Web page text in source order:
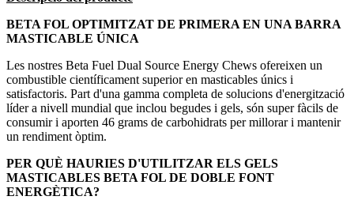
BETA FOL OPTIMITZAT DE PRIMERA EN UNA BARRA
MASTICABLE ÚNICA
Les nostres Beta Fuel Dual Source Energy Chews ofereixen un
combustible científicament superior en masticables únics i
satisfactoris. Part d'una gamma completa de solucions d'energització
líder a nivell mundial que inclou begudes i gels, són super fàcils de
consumir i aporten 46 grams de carbohidrats per millorar i mantenir
un rendiment òptim.
PER QUÈ HAURIES D'UTILITZAR ELS GELS
MASTICABLES BETA FOL DE DOBLE FONT
ENERGÈTICA?